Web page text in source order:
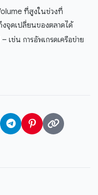
ที่สูงในช่วงที่
จุดเปลี่ยนของตลาดได้
ช่น การอัพเกรดเครือข่าย